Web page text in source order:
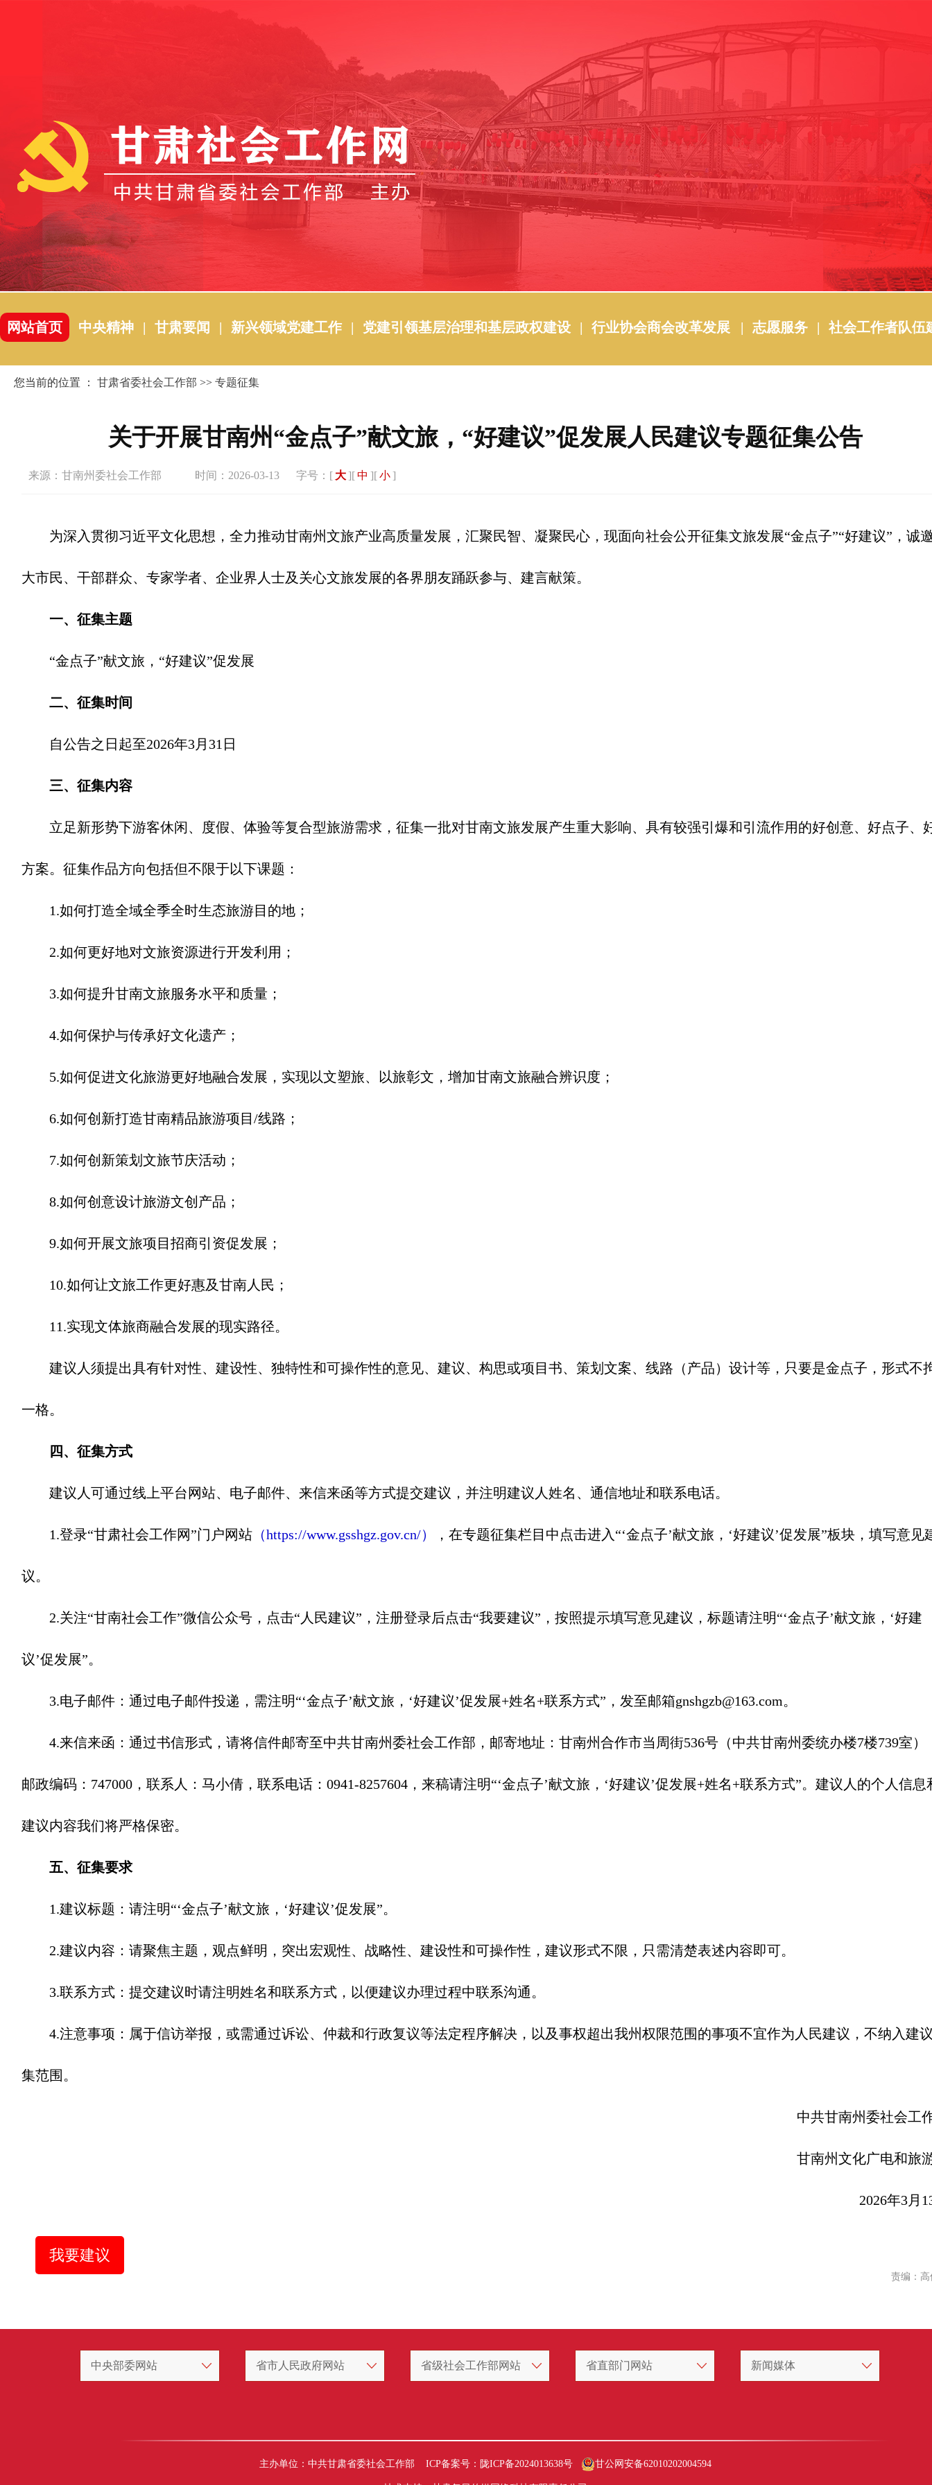
网站首页 中央精神 | 甘肃要闻 | 新兴领域党建工作 | 党建引领基层治理和基层政权建设 | 行业协会商会改革发展 | 志愿服务 | 社会工作者队伍
您当前的位置 ： 甘肃省委社会工作部 >> 专题征集
关于开展甘南州“金点子”献文旅，“好建议”促发展人民建议专题征集公告
来源：甘南州委社会工作部 时间：2026-03-13 字号：[ 大 ][中 ][小 ]
为深入贯彻习近平文化思想，全力推动甘南州文旅产业高质量发展，汇聚民智、凝聚民心，现面向社会公开征集文旅发展“金点子”“好建议”，诚
大市民、干部群众、专家学者、企业界人士及关心文旅发展的各界朋友踊跃参与、建言献策。
一、征集主题
“金点子”献文旅，“好建议”促发展
二、征集时间
自公告之日起至2026年3月31日
三、征集内容
立足新形势下游客休闲、度假、体验等复合型旅游需求，征集一批对甘南文旅发展产生重大影响、具有较强引爆和引流作用的好创意、好点子、
方案。征集作品方向包括但不限于以下课题：
1.如何打造全域全季全时生态旅游目的地；
2.如何更好地对文旅资源进行开发利用；
3.如何提升甘南文旅服务水平和质量；
4.如何保护与传承好文化遗产；
5.如何促进文化旅游更好地融合发展，实现以文塑旅、以旅彰文，增加甘南文旅融合辨识度；
6.如何创新打造甘南精品旅游项目/线路；
7.如何创新策划文旅节庆活动；
8.如何创意设计旅游文创产品；
9.如何开展文旅项目招商引资促发展；
10.如何让文旅工作更好惠及甘南人民；
11.实现文体旅商融合发展的现实路径。
建议人须提出具有针对性、建设性、独特性和可操作性的意见、建议、构思或项目书、策划文案、线路（产品）设计等，只要是金点子，形式不
一格。
四、征集方式
建议人可通过线上平台网站、电子邮件、来信来函等方式提交建议，并注明建议人姓名、通信地址和联系电话。
1.登录“甘肃社会工作网”门户网站 （https://www.gsshgz.gov.cn/） ，在专题征集栏目中点击进入“‘金点子’献文旅，‘好建议’促发展”板块，填写意见
议。
2.关注“甘南社会工作”微信公众号，点击“人民建议”，注册登录后点击“我要建议”，按照提示填写意见建议，标题请注明“‘金点子’献文旅，‘好建
议’促发展”。
3.电子邮件：通过电子邮件投递，需注明“‘金点子’献文旅，‘好建议’促发展+姓名+联系方式”，发至邮箱gnshgzb@163.com。
4.来信来函：通过书信形式，请将信件邮寄至中共甘南州委社会工作部，邮寄地址：甘南州合作市当周街536号（中共甘南州委统办楼7楼739室）
邮政编码：747000，联系人：马小倩，联系电话：0941-8257604，来稿请注明“‘金点子’献文旅，‘好建议’促发展+姓名+联系方式”。建议人的个人信息
建议内容我们将严格保密。
五、征集要求
1.建议标题：请注明“‘金点子’献文旅，‘好建议’促发展”。
2.建议内容：请聚焦主题，观点鲜明，突出宏观性、战略性、建设性和可操作性，建议形式不限，只需清楚表述内容即可。
3.联系方式：提交建议时请注明姓名和联系方式，以便建议办理过程中联系沟通。
4.注意事项：属于信访举报，或需通过诉讼、仲裁和行政复议等法定程序解决，以及事权超出我州权限范围的事项不宜作为人民建议，不纳入建
集范围。
中共甘南州委社会工
甘南州文化广电和旅
2026年3月
我要建议
责编：高
中央部委网站 省市人民政府网站 省级社会工作部网站 省直部门网站 新闻媒体
主办单位：中共甘肃省委社会工作部 ICP备案号： 陇ICP备2024013638号 甘公网安备62010202004594